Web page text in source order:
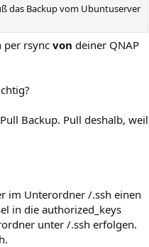
das Backup vom Ubuntuserver
per rsync von deiner QNAP
Backup. Pull deshalb, weil
im Unterordner /.ssh einen
in die authorized_keys
unter /.ssh erfolgen.